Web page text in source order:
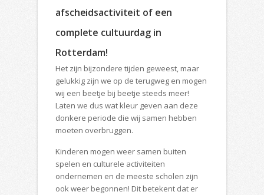
afscheidsactiviteit of een
complete cultuurdag in
Rotterdam!
Het zijn bijzondere tijden geweest, maar
gelukkig zijn we op de terugweg en mogen
wij een beetje bij beetje steeds meer!
Laten we dus wat kleur geven aan deze
donkere periode die wij samen hebben
moeten overbruggen.
Kinderen mogen weer samen buiten
spelen en culturele activiteiten
ondernemen en de meeste scholen zijn
ook weer begonnen! Dit betekent dat er